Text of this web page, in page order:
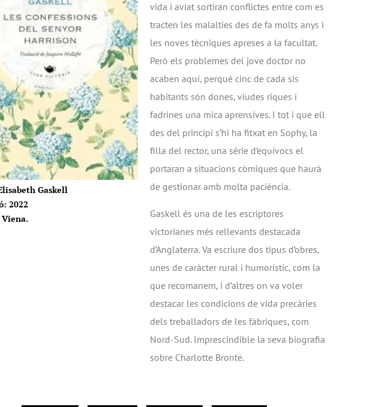
Gaskell
2022
vida i aviat sortiran conflictes entre com es
tracten les malalties des de fa molts anys i
les noves tècniques apreses a la facultat.
Però els problemes del jove doctor no
acaben aquí, perquè cinc de cada sis
habitants són dones, viudes riques i
fadrines una mica aprensives. I tot i que ell
des del principi s’hi ha fitxat en Sophy, la
filla del rector, una sèrie d’equívocs el
portaran a situacions còmiques que haurà
de gestionar amb molta paciència.
Gaskell és una de les escriptores
victorianes més rellevants destacada
d’Anglaterra. Va escriure dos tipus d’obres,
unes de caràcter rural i humorístic, com la
que recomanem, i d’altres on va voler
destacar les condicions de vida precàries
dels treballadors de les fàbriques, com
Nord-Sud. Imprescindible la seva biografia
sobre Charlotte Brontë.